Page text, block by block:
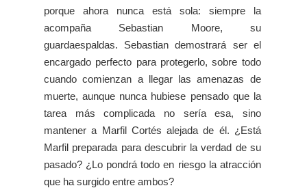
porque ahora nunca está sola: siempre la
acompaña Sebastian Moore, su
guardaespaldas. Sebastian demostrará ser el
encargado perfecto para protegerlo, sobre todo
cuando comienzan a llegar las amenazas de
muerte, aunque nunca hubiese pensado que la
tarea más complicada no sería esa, sino
mantener a Marfil Cortés alejada de él. ¿Está
Marfil preparada para descubrir la verdad de su
pasado? ¿Lo pondrá todo en riesgo la atracción
que ha surgido entre ambos?